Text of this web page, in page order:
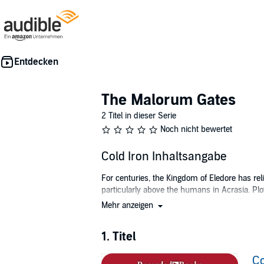
The Malorum Gates
2 Titel in dieser Serie
Noch nicht bewertet
Cold Iron Inhaltsangabe
For centuries, the Kingdom of Eledore has
particularly above the humans in Acrasia.
more than saber rattling against what they
the kingdom from within as admiral of the
Mehr anzeigen
1. Titel